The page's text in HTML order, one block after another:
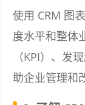
使用 CRM 图
度水平和整体
（KPI）、发
助企业管理和